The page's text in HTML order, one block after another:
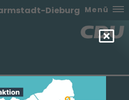
Dieburg Menü
FEUERWEHR